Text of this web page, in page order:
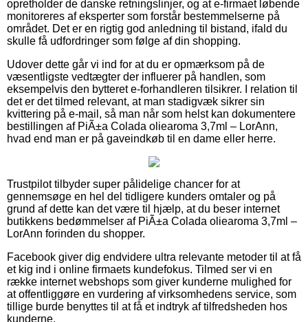
opretholder de danske retningslinjer, og at e-firmaet løbende
monitoreres af eksperter som forstår bestemmelserne på
området. Det er en rigtig god anledning til bistand, ifald du
skulle få udfordringer som følge af din shopping.
Udover dette går vi ind for at du er opmærksom på de
væsentligste vedtægter der influerer på handlen, som
eksempelvis den bytteret e-forhandleren tilsikrer. I relation til
det er det tilmed relevant, at man stadigvæk sikrer sin
kvittering på e-mail, så man når som helst kan dokumentere
bestillingen af PiÃ±a Colada oliearoma 3,7ml – LorAnn,
hvad end man er på gaveindkøb til en dame eller herre.
Trustpilot tilbyder super pålidelige chancer for at
gennemsøge en hel del tidligere kunders omtaler og på
grund af dette kan det være til hjælp, at du beser internet
butikkens bedømmelser af PiÃ±a Colada oliearoma 3,7ml –
LorAnn forinden du shopper.
Facebook giver dig endvidere ultra relevante metoder til at få
et kig ind i online firmaets kundefokus. Tilmed ser vi en
række internet webshops som giver kunderne mulighed for
at offentliggøre en vurdering af virksomhedens service, som
tillige burde benyttes til at få et indtryk af tilfredsheden hos
kunderne.